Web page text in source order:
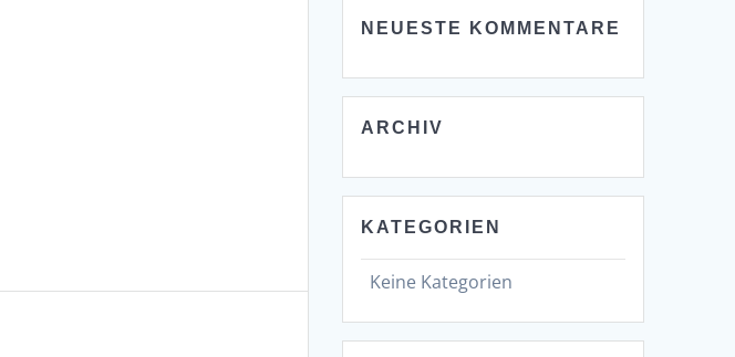
NEUESTE KOMMENTARE
ARCHIV
KATEGORIEN
Keine Kategorien